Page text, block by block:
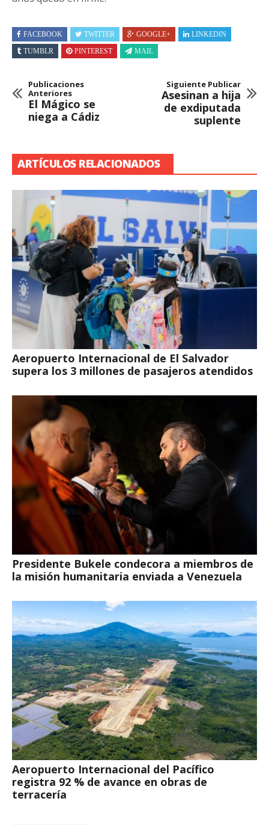
FACEBOOK TWITTER GOOGLE+
LINKEDIN
TUMBLR
PINTEREST MAIL
Publicaciones
Anteriores
El Mágico se
niega a Cádiz
Siguiente Publicar
Asesinan a hija
de exdiputada
suplente
ARTÍCULOS RELACIONADOS
Aeropuerto Internacional de El Salvador
supera los 3 millones de pasajeros atendidos
Presidente Bukele condecora a miembros de
la misión humanitaria enviada a Venezuela
Aeropuerto Internacional del Pacífico
registra 92 % de avance en obras de
terracería